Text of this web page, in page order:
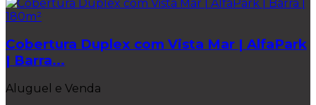
Cobertura Duplex com Vista Mar | AlfaPark
| Barra...
Aluguel e Venda